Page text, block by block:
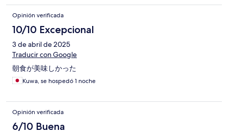
Opinión verificada
10/10 Excepcional
3 de abril de 2025
Traducir con Google
朝食が美味しかった
Kuwa, se hospedó 1 noche
Opinión verificada
6/10 Buena